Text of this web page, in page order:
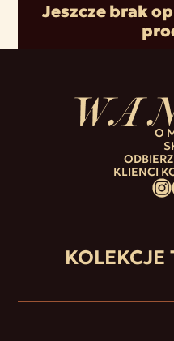
Jeszcze brak
O
KLIENCI
KOLEKCJE